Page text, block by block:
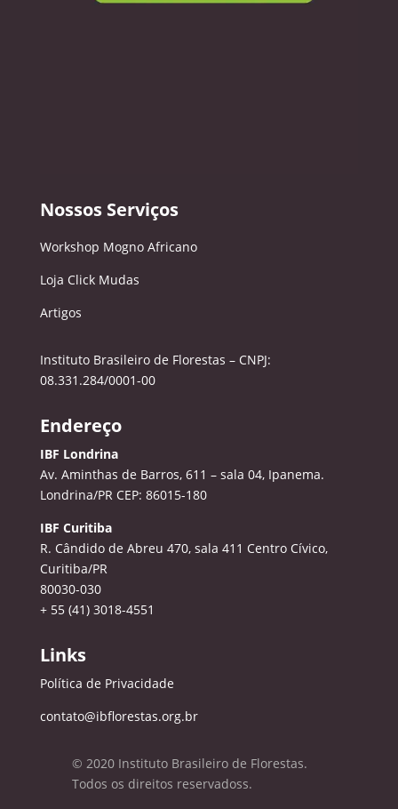
Nossos Serviços
Workshop Mogno Africano
Loja Click Mudas
Artigos
Instituto Brasileiro de Florestas – CNPJ:
08.331.284/0001-00
Endereço
IBF Londrina
Av. Aminthas de Barros, 611 – sala 04, Ipanema.
Londrina/PR CEP: 86015-180
IBF Curitiba
R. Cândido de Abreu 470, sala 411 Centro Cívico,
Curitiba/PR
80030-030
+ 55 (41) 3018-4551
Links
Política de Privacidade
contato@ibflorestas.org.br
© 2020 Instituto Brasileiro de Florestas.
Todos os direitos reservadoss.